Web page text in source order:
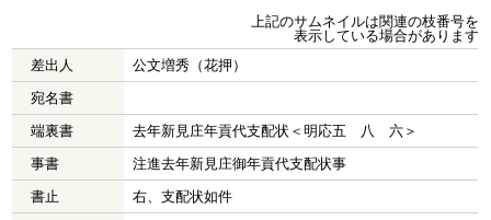
上記のサムネイルは関連の枝番号を
表示している場合があります
差出人
公文増秀（花押）
宛名書
端裏書
去年新見庄年貢代支配状＜明応五 八 六＞
事書
注進去年新見庄御年貢代支配状事
書止
右、支配状如件